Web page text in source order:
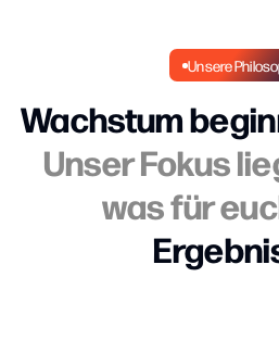
Unsere
Wachstum
Unser Fokus
was für